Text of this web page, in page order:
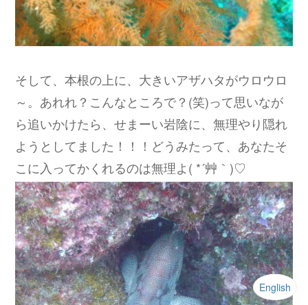
そして、本根の上に、大きいアザハタがウロウロ
～。あれれ？こんなところで？(笑)って思いなが
ら追いかけたら、せまーい岩陰に、無理やり隠れ
ようとしてました！！！どうみたって、あなたそ
こに入ってかくれるのは無理よ( *´艸｀)♡
English